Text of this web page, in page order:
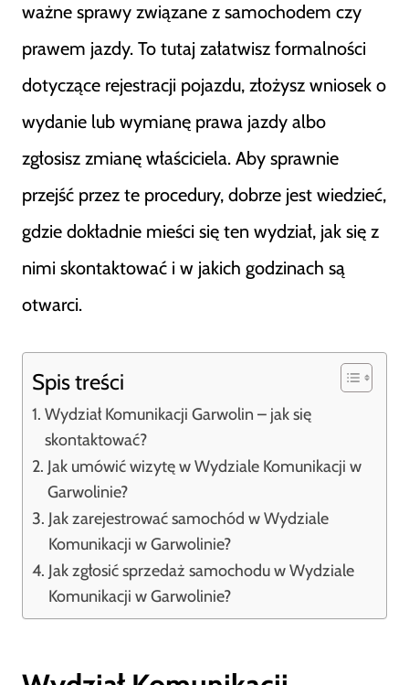
ważne sprawy związane z samochodem czy
prawem jazdy. To tutaj załatwisz formalności
dotyczące rejestracji pojazdu, złożysz wniosek o
wydanie lub wymianę prawa jazdy albo
zgłosisz zmianę właściciela. Aby sprawnie
przejść przez te procedury, dobrze jest wiedzieć,
gdzie dokładnie mieści się ten wydział, jak się z
nimi skontaktować i w jakich godzinach są
otwarci.
Spis treści
Wydział Komunikacji Garwolin – jak się
skontaktować?
Jak umówić wizytę w Wydziale Komunikacji w
Garwolinie?
Jak zarejestrować samochód w Wydziale
Komunikacji w Garwolinie?
Jak zgłosić sprzedaż samochodu w Wydziale
Komunikacji w Garwolinie?